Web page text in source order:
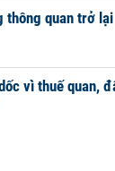
thông quan trở lại
vì thuế quan,